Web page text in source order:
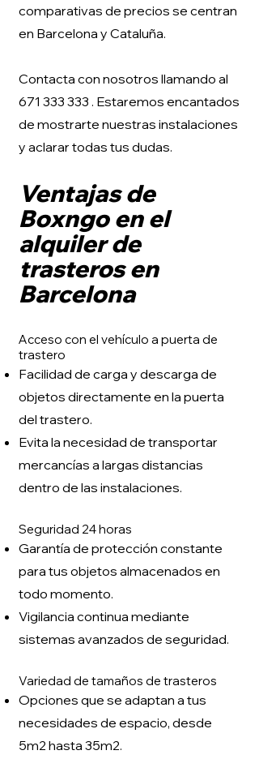
comparativas de precios se centran
en Barcelona y Cataluña.
Contacta con nosotros llamando al
671 333 333 . Estaremos encantados
de mostrarte nuestras instalaciones
y aclarar todas tus dudas.
Ventajas de
Boxngo en el
alquiler de
trasteros en
Barcelona
Acceso con el vehículo a puerta de
trastero
Facilidad de carga y descarga de
objetos directamente en la puerta
del trastero.
Evita la necesidad de transportar
mercancías a largas distancias
dentro de las instalaciones.
Seguridad 24 horas
Garantía de protección constante
para tus objetos almacenados en
todo momento.
Vigilancia continua mediante
sistemas avanzados de seguridad.
Variedad de tamaños de trasteros
Opciones que se adaptan a tus
necesidades de espacio, desde
5m2 hasta 35m2.